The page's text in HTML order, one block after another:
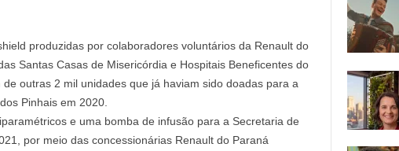
produzidas por colaboradores voluntários da Renault do
Santas Casas de Misericórdia e Hospitais Beneficentes do
outras 2 mil unidades que já haviam sido doadas para a
Pinhais em 2020.
e uma bomba de infusão para a Secretaria de
por meio das concessionárias Renault do Paraná